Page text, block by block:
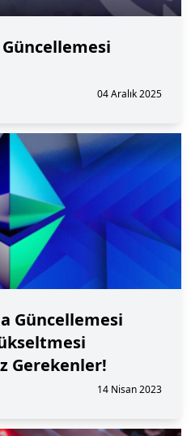
04 Aralık 2025
Güncellemesi
Gerekenler!
14 Nisan 2023